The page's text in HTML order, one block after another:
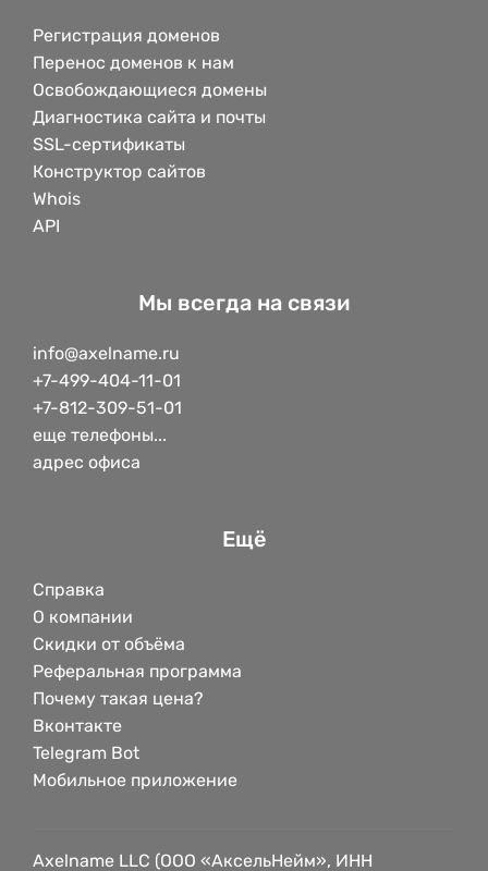
Регистрация доменов
Перенос доменов к нам
Освобождающиеся домены
Диагностика сайта и почты
SSL-сертификаты
Конструктор сайтов
Whois
API
Мы всегда на связи
info@axelname.ru
+7-499-404-11-01
+7-812-309-51-01
еще телефоны...
адрес офиса
Ещё
Справка
О компании
Скидки от объёма
Реферальная программа
Почему такая цена?
Вконтакте
Telegram Bot
Мобильное приложение
Axelname LLC (ООО «АксельНейм», ИНН